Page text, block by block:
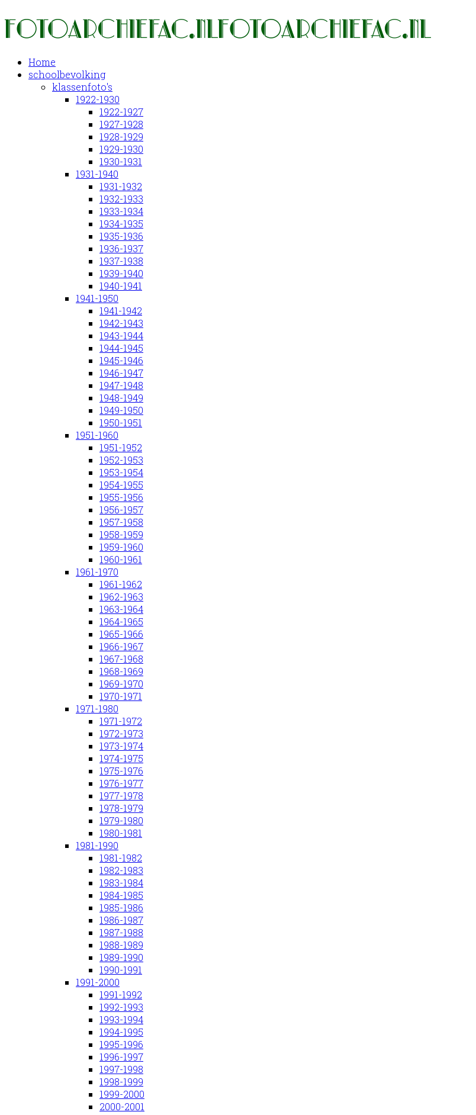
Home
schoolbevolking
klassenfoto's
1922-1930
1922-1927
1927-1928
1928-1929
1929-1930
1930-1931
1931-1940
1931-1932
1932-1933
1933-1934
1934-1935
1935-1936
1936-1937
1937-1938
1939-1940
1940-1941
1941-1950
1941-1942
1942-1943
1943-1944
1944-1945
1945-1946
1946-1947
1947-1948
1948-1949
1949-1950
1950-1951
1951-1960
1951-1952
1952-1953
1953-1954
1954-1955
1955-1956
1956-1957
1957-1958
1958-1959
1959-1960
1960-1961
1961-1970
1961-1962
1962-1963
1963-1964
1964-1965
1965-1966
1966-1967
1967-1968
1968-1969
1969-1970
1970-1971
1971-1980
1971-1972
1972-1973
1973-1974
1974-1975
1975-1976
1976-1977
1977-1978
1978-1979
1979-1980
1980-1981
1981-1990
1981-1982
1982-1983
1983-1984
1984-1985
1985-1986
1986-1987
1987-1988
1988-1989
1989-1990
1990-1991
1991-2000
1991-1992
1992-1993
1993-1994
1994-1995
1995-1996
1996-1997
1997-1998
1998-1999
1999-2000
2000-2001